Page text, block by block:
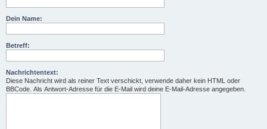
Dein Name:
Betreff:
Nachrichtentext:
Diese Nachricht wird als reiner Text verschickt, verwende daher kein HTML oder
BBCode. Als Antwort-Adresse für die E-Mail wird deine E-Mail-Adresse angegeben.